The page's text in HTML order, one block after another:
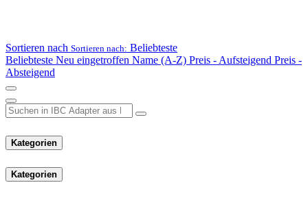
Sortieren nach Sortieren nach: Beliebteste
Beliebteste Neu eingetroffen Name (A-Z) Preis - Aufsteigend Preis -
Absteigend
Kategorien
Kategorien